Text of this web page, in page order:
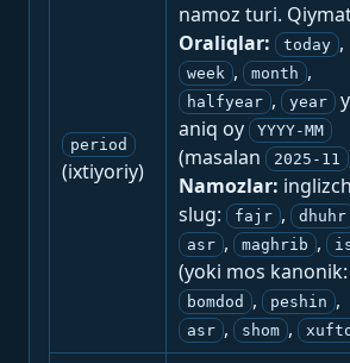
period
(ixtiyoriy)
namoz turi.
Oraliqlar:
today ,
week , month ,
halfyear , year
aniq oy
YYYY-MM
(masalan 2025-11
Namozlar:
slug:
fajr , dhuhr
asr , maghrib ,
(yoki mos kanonik:
bomdod , peshin ,
asr , shom ,